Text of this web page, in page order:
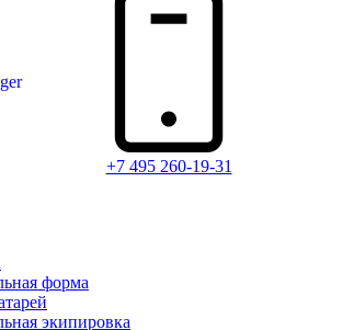
+7 495 260-19-31
форма
экипировка